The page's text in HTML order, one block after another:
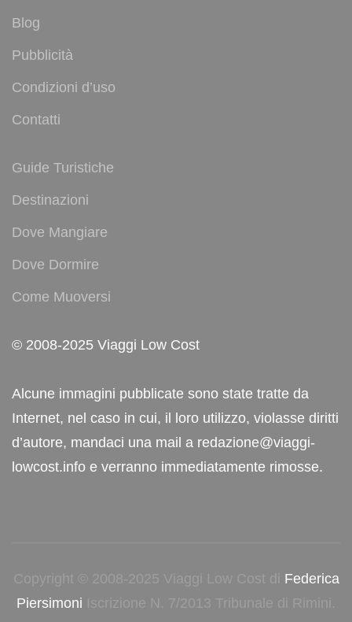
Blog
Pubblicità
Condizioni d’uso
Contatti
Guide Turistiche
Destinazioni
Dove Mangiare
Dove Dormire
Come Muoversi
© 2008-2025 Viaggi Low Cost
Alcune immagini pubblicate sono state tratte da
Internet, nel caso in cui, il loro utilizzo, violasse diritti
d’autore, mandaci una mail a redazione@viaggi-
lowcost.info e verranno immediatamente rimosse.
Copyright © 2008-2025 Viaggi Low Cost di Federica
Piersimoni Iscrizione N. 7/2013 Tribunale di Rimini.